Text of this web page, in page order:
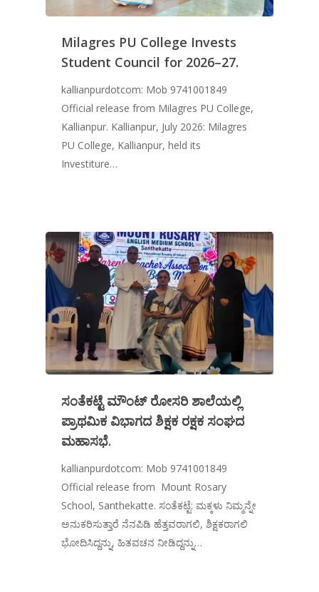
Milagres PU College Invests
Student Council for 2026–27.
kallianpurdotcom: Mob 9741001849
Official release from Milagres PU College,
Kallianpur. Kallianpur, July 2026: Milagres
PU College, Kallianpur, held its
Investiture…
ಸಂತೆಕಟ್ಟೆ ಮೌಂಟ್ ರೋಸರಿ ಶಾಲೆಯಲ್ಲಿ
ಪ್ರಾಥಮಿಕ ವಿಭಾಗದ ಶಿಕ್ಷಕ ರಕ್ಷಕ ಸಂಘದ
ಮಹಾಸಭೆ.
kallianpurdotcom: Mob 9741001849
Official release from Mount Rosary
School, Santhekatte. ಸಂತೆಕಟ್ಟೆ: ಮಕ್ಕಳು ನಿಮ್ಮನ್ನೇ
ಅನುಕರಿಸುತ್ತಾರೆ ನೆನಪಿಡಿ ಹೆತ್ತವರಾಗಲಿ, ಶಿಕ್ಷಕರಾಗಲಿ
ಭೋದಿಸಿದ್ದನ್ನು, ಹಿತವಚನ ನೀಡಿದ್ದನ್ನು…